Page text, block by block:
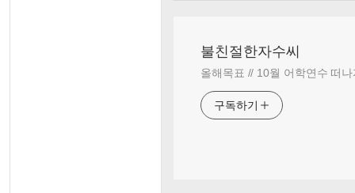
불친절한자수씨
올해목표 // 10월 어학연수 떠나
구독하기